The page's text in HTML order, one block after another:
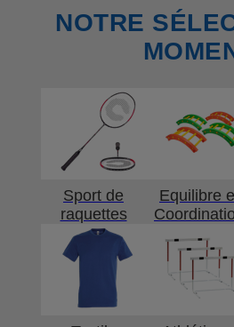
NOTRE
Sport de
raquettes
Equilibre